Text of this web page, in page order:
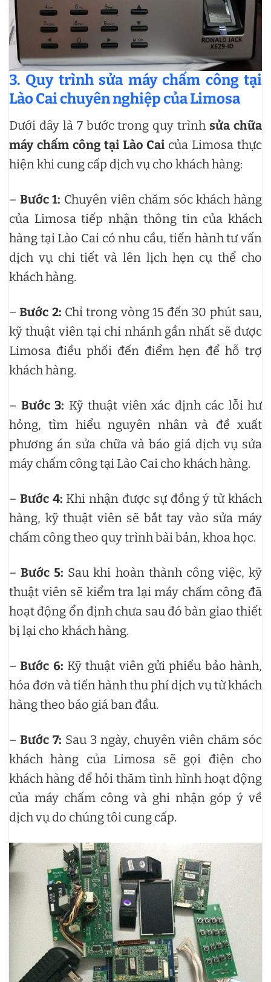
3. Quy trình sửa máy chấm công tại
Lào Cai chuyên nghiệpcủa Limosa
Dưới đây là 7 bước trong quy trìnhsửa chữa
máy chấm công tại Lào Cai của Limosa thực
hiện khi cung cấp dịch vụ cho khách hàng:
– Bước 1: Chuyên viên chăm sóc khách hàng
của Limosa tiếp nhận thông tin của khách
hàng tại Lào Cai có nhu cầu, tiến hành tư vấn
dịch vụ chi tiết và lên lịch hẹn cụ thể cho
khách hàng.
–Bước 2: Chỉ trong vòng 15 đến 30 phút sau,
kỹ thuật viên tại chi nhánh gần nhất sẽ được
Limosa điều phối đến điểm hẹn để hỗ trợ
khách hàng.
– Bước 3: Kỹ thuật viên xác định các lỗi hư
hỏng, tìm hiểu nguyên nhân và đề xuất
phương án sửa chữa và báo giá dịch vụ sửa
máy chấm công tại Lào Cai cho khách hàng.
– Bước 4: Khi nhận được sự đồng ý từ khách
hàng, kỹ thuật viên sẽ bắt tay vào sửa máy
chấm công theo quy trình bài bản, khoa học.
–Bước 5: Sau khi hoàn thành công việc, kỹ
thuật viên sẽ kiểm tra lại máy chấm công đã
hoạt động ổn định chưa sau đó bàn giao thiết
bị lại cho khách hàng.
–Bước 6: Kỹ thuật viên gửi phiếu bảo hành,
hóa đơn và tiến hành thu phí dịch vụ từ khách
hàng theo báo giá ban đầu.
– Bước 7: Sau 3 ngày, chuyên viên chăm sóc
khách hàng của Limosa sẽ gọi điện cho
khách hàng để hỏi thăm tình hình hoạt động
của máy chấm công và ghi nhận góp ý về
dịch vụ do chúng tôi cung cấp.